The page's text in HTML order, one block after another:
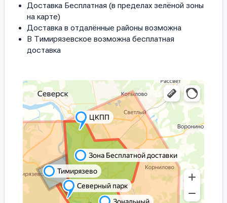
Доставка Бесплатная (в пределах зелёной зоны
на карте)
Доставка в отдалённые районы возможна
В Тимирязевское возможна бесплатная
доставка